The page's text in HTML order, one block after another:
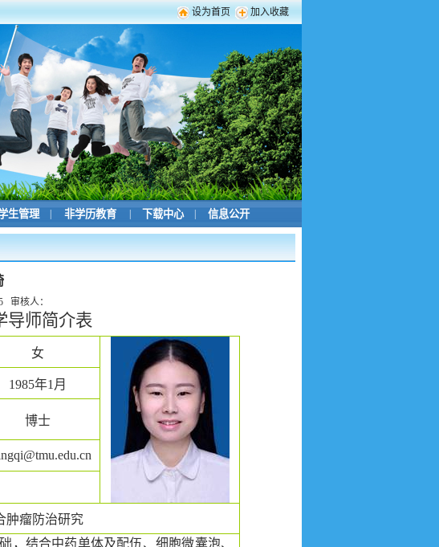
设为首页 加入收藏
生管理 非学历教育 下载中心 信息公开
审核人：
导师简介表
女
1985年1 月
博士
肿瘤防治研究
，结合中药单体及配伍、细胞微囊泡、